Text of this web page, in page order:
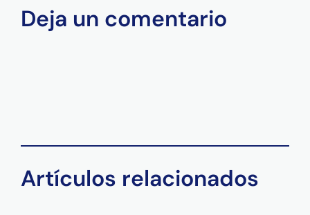
Deja un comentario
Artículos relacionados